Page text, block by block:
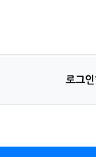
로그